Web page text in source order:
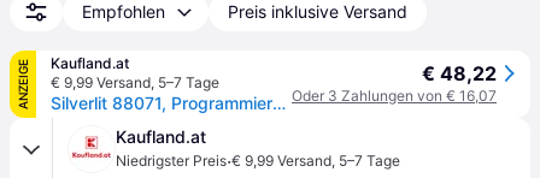
Empfohlen Preis inklusive Versand
ANZEIGE
Kaufland.at
€ 9,99 Versand, 5–7 Tage
Silverlit 88071, Programmierbarer Roboter, 5 Jahr(e), Weiß, 900 g
€ 48,22
Oder 3 Zahlungen von € 16,07
Kaufland.at
Niedrigster Preis·€ 9,99 Versand, 5–7 Tage